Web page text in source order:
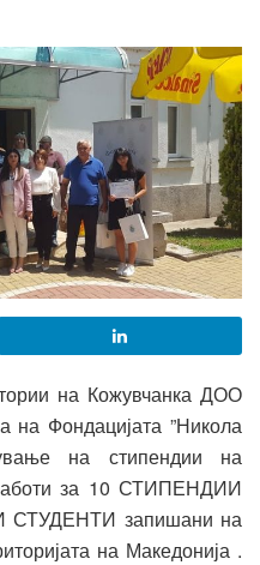
на Кожувчанка ДОО
на Фондацијата ”Никола
на стипендии на
за 10 СТИПЕНДИИ
СТУДЕНТИ запишани на
на Македонија .